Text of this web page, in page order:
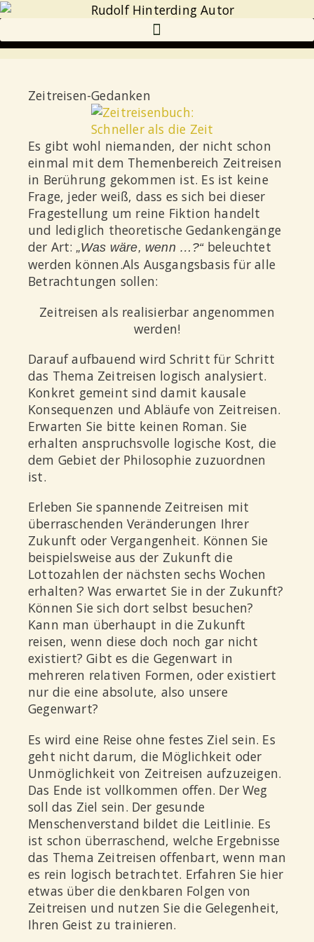
Zeitreisen-Gedanken
Es gibt wohl niemanden, der nicht schon
einmal mit dem Themenbereich Zeitreisen
in Berührung gekommen ist. Es ist keine
Frage, jeder weiß, dass es sich bei dieser
Fragestellung um reine Fiktion handelt
und lediglich theoretische Gedankengänge
der Art: „Was wäre, wenn …?“beleuchtet
werden können.Als Ausgangsbasis für alle
Betrachtungen sollen:
Zeitreisen als realisierbar angenommen
werden!
Darauf aufbauend wird Schritt für Schritt
das Thema Zeitreisen logisch analysiert.
Konkret gemeint sind damit kausale
Konsequenzen und Abläufe von Zeitreisen.
Erwarten Sie bitte keinen Roman. Sie
erhalten anspruchsvolle logische Kost, die
dem Gebiet der Philosophie zuzuordnen
ist.
Erleben Sie spannende Zeitreisen mit
überraschenden Veränderungen Ihrer
Zukunft oder Vergangenheit. Können Sie
beispielsweise aus der Zukunft die
Lottozahlen der nächsten sechs Wochen
erhalten? Was erwartet Sie in der Zukunft?
Können Sie sich dort selbst besuchen?
Kann man überhaupt in die Zukunft
reisen, wenn diese doch noch gar nicht
existiert? Gibt es die Gegenwart in
mehreren relativen Formen, oder existiert
nur die eine absolute, also unsere
Gegenwart?
Es wird eine Reise ohne festes Ziel sein. Es
geht nicht darum, die Möglichkeit oder
Unmöglichkeit von Zeitreisen aufzuzeigen.
Das Ende ist vollkommen offen. Der Weg
soll das Ziel sein. Der gesunde
Menschenverstand bildet die Leitlinie. Es
ist schon überraschend, welche Ergebnisse
das Thema Zeitreisen offenbart, wenn man
es rein logisch betrachtet. Erfahren Sie hier
etwas über die denkbaren Folgen von
Zeitreisen und nutzen Sie die Gelegenheit,
Ihren Geist zu trainieren.